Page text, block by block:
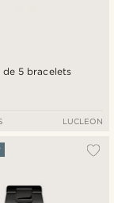
5 bracelets
LUCLEON